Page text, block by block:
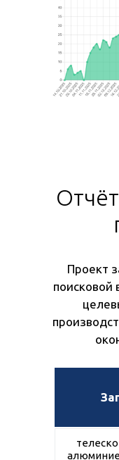
Проект
поисковой